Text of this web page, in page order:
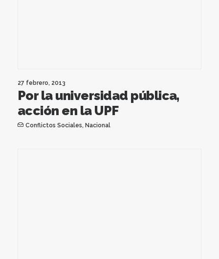
27 febrero, 2013
Por la universidad pública,
acción en la UPF
Conflictos Sociales, Nacional